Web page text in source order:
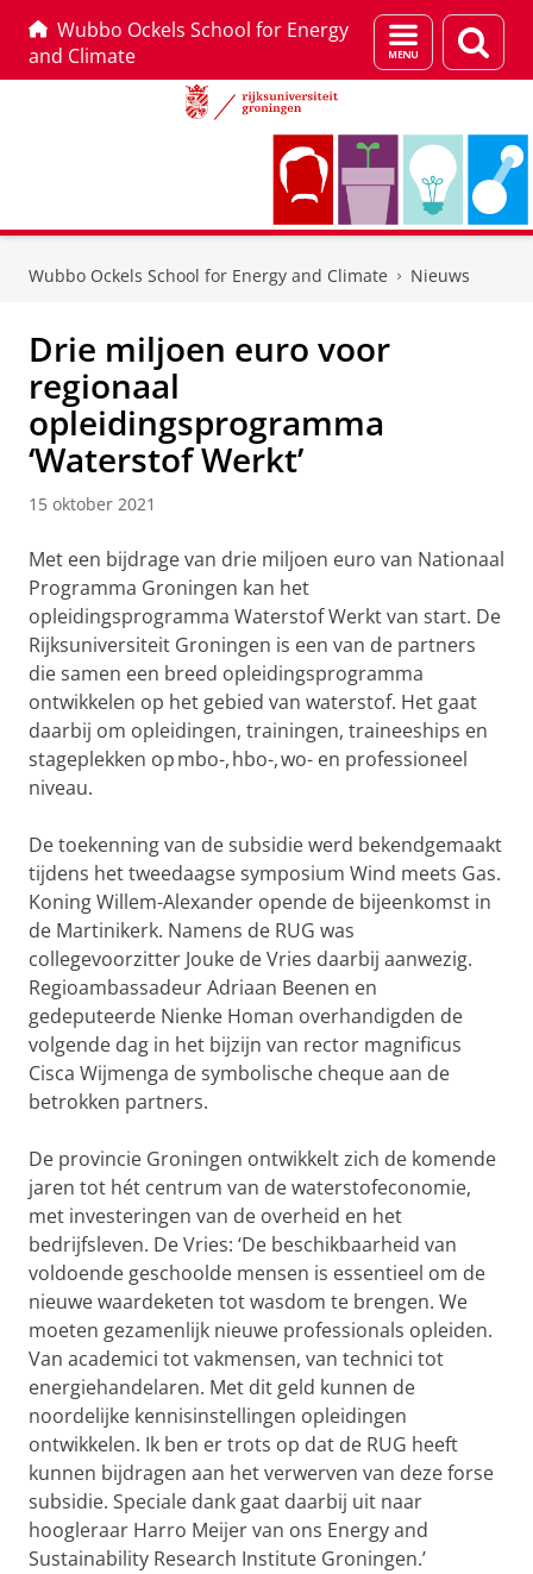
Wubbo Ockels School for Energy
and Climate
Menu
en
Wubbo Ockels School for Energy and Climate Nieuws
Drie miljoen euro voor
regionaal
opleidingsprogramma
‘Waterstof Werkt’
15 oktober 2021
Met een bijdrage van drie miljoen euro van Nationaal
Programma Groningen kan het
opleidingsprogramma Waterstof Werkt van start. De
Rijksuniversiteit Groningen is een van de partners
die samen een breed opleidingsprogramma
ontwikkelen op het gebied van waterstof. Het gaat
daarbij om opleidingen, trainingen, traineeships en
stageplekken op mbo-, hbo-, wo- en professioneel
niveau.
De toekenning van de subsidie werd bekendgemaakt
tijdens het tweedaagse symposium Wind meets Gas.
Koning Willem-Alexander opende de bijeenkomst in
de Martinikerk. Namens de RUG was
collegevoorzitter Jouke de Vries daarbij aanwezig.
Regioambassadeur Adriaan Beenen en
gedeputeerde Nienke Homan overhandigden de
volgende dag in het bijzijn van rector magnificus
Cisca Wijmenga de symbolische cheque aan de
betrokken partners.
De provincie Groningen ontwikkelt zich de komende
jaren tot hét centrum van de waterstofeconomie,
met investeringen van de overheid en het
bedrijfsleven. De Vries: ‘De beschikbaarheid van
voldoende geschoolde mensen is essentieel om de
nieuwe waardeketen tot wasdom te brengen. We
moeten gezamenlijk nieuwe professionals opleiden.
Van academici tot vakmensen, van technici tot
energiehandelaren. Met dit geld kunnen de
noordelijke kennisinstellingen opleidingen
ontwikkelen. Ik ben er trots op dat de RUG heeft
kunnen bijdragen aan het verwerven van deze forse
subsidie. Speciale dank gaat daarbij uit naar
hoogleraar Harro Meijer van ons Energy and
Sustainability Research Institute Groningen.’